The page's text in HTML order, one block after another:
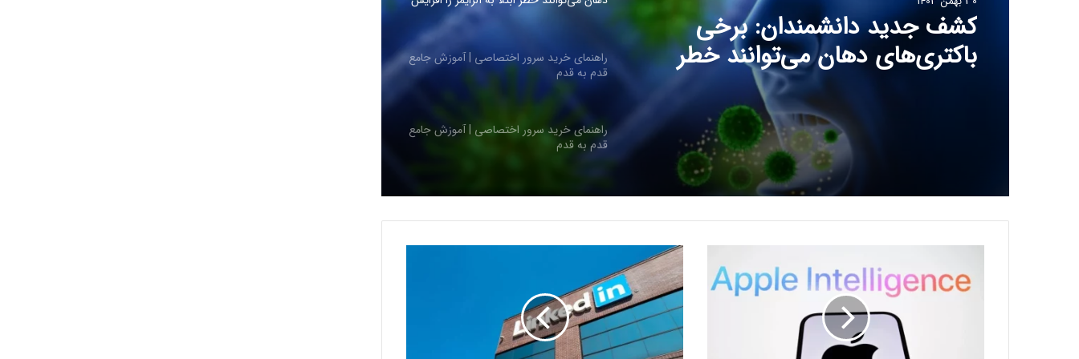
کشف جدید دانشمندان: برخی
باکتری‌های دهان می‌توانند خطر
ابتلا به آلزایمر را افزایش دهند
راهنمای خرید سرور اختصاصی | آموزش جامع
قدم به قدم
راهنمای خرید سرور اختصاصی | آموزش جامع
قدم به قدم
کاربران از مشکلات کابل شارژ گلکسی S25
اولترا و پلاس خبر می‌دهند
اولترا و پلاس خبر می‌دهند
پاداش خرید شما با تارا، سهم سلامتی کودکان
ل
ی
ن
ک
ی
ن